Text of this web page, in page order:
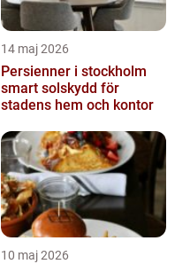
14 maj 2026
Persienner i stockholm
smart solskydd för
stadens hem och kontor
10 maj 2026